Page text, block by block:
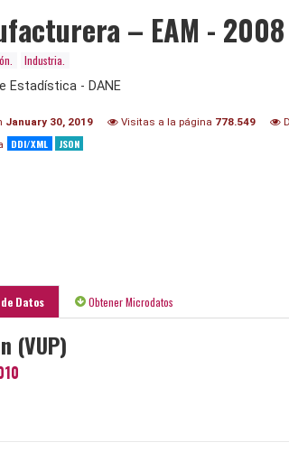
– EAM -
Industria.
Estadística - DANE
January 30, 2019 Visitas a la página 778.549
DDI/XML JSON
Datos Obtener Microdatos
(VUP)